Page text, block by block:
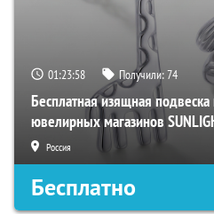
01:23:57 Получили:74
Бесплатная изящная
ювелирных магазинов
Россия
Бесплатно